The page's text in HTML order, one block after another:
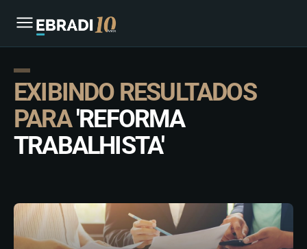
EXIBINDO RESULTADOS
PARA'REFORMA
TRABALHISTA'